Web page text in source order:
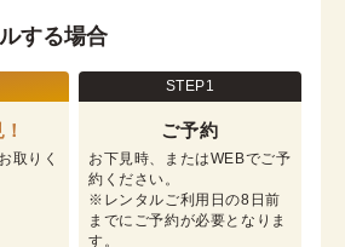
する場合
取りく
STEP1
ご予約
お下見時、またはWEBでご予
約ください。
※レンタルご利用日の8日前
までにご予約が必要となりま
す。